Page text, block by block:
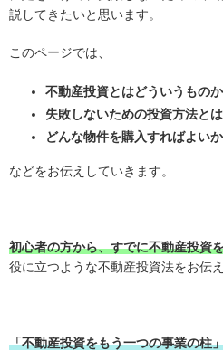
説してきたいと思います。
このページでは、
不動産投資とはどういうものか
失敗しないための投資方法とは
どんな物件を購入すればよいか
などをお伝えしていきます。
初心者の方から、すでに不動産投資
役に立つような不動産投資法をお伝
「不動産投資をもう一つの事業の柱